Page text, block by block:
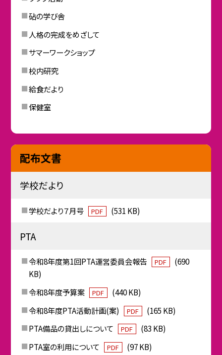
砧の学び舎
人格の完成をめざして
サマーワークショップ
校内研究
給食だより
保健室
配布文書
学校だより
学校だより７月号 PDF (531 KB)
PTA
令和8年度第1回PTA運営委員会報告 PDF
(690
KB)
令和8年度予算案
PDF
(440 KB)
令和8年度PTA活動計画(案)
PDF
(165 KB)
PTA備品の貸出しについて
PDF
(83 KB)
PTA室の利用について
PDF
(97 KB)